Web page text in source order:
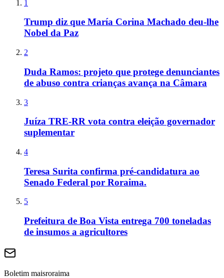
1
Trump diz que María Corina Machado deu-lhe
Nobel da Paz
2
Duda Ramos: projeto que protege denunciantes
de abuso contra crianças avança na Câmara
3
Juíza TRE-RR vota contra eleição governador
suplementar
4
Teresa Surita confirma pré-candidatura ao
Senado Federal por Roraima.
5
Prefeitura de Boa Vista entrega 700 toneladas
de insumos a agricultores
Boletim maisroraima